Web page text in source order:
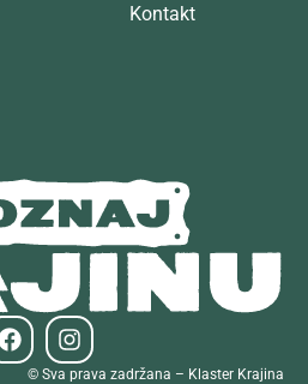
Kontakt
© Sva prava zadržana – Klaster Krajina